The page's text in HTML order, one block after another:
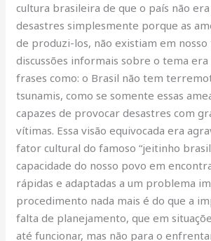
cultura brasileira de que o país não
desastres simplesmente porque as
de produzi-los, não existiam em
discussões informais sobre o tema
frases como: o Brasil não tem
tsunamis, como se somente essas
capazes de provocar desastres com
vítimas. Essa visão equivocada era
fator cultural do famoso “jeitinho
capacidade do nosso povo em
rápidas e adaptadas a um problema
procedimento nada mais é do que a
falta de planejamento, que em
até funcionar, mas não para o